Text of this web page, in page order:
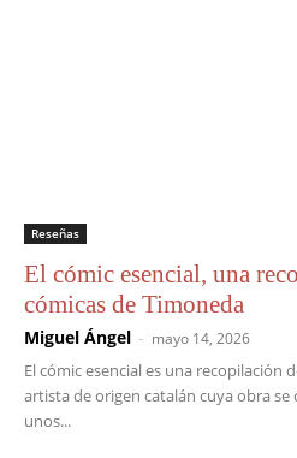
Reseñas
El cómic esencial, una
cómicas de Timoneda
Miguel Ángel - mayo 14, 2026
El cómic esencial es una recopilación
artista de origen catalán cuya obra
unos...